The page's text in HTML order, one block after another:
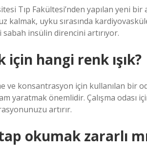
Tıp Fakültesi’nden yapılan yeni bir
kalmak, uyku sırasında
sabah insülin direncini artırıyor.
hangi renk ışık?
ve konsantrasyon için kullanılan bir
yaratmak önemlidir. Çalışma odası
artırır.
okumak zararlı